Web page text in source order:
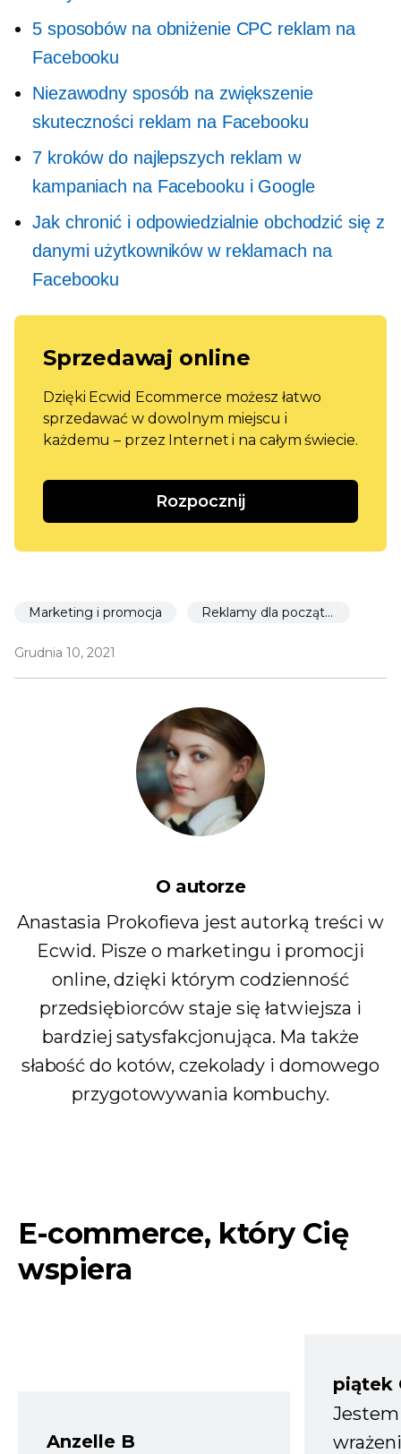
5 sposobów na obniżenie CPC reklam na
Facebooku
Niezawodny sposób na zwiększenie
skuteczności reklam na Facebooku
7 kroków do najlepszych reklam w
kampaniach na Facebooku i Google
Jak chronić i odpowiedzialnie obchodzić się z
danymi użytkowników w reklamach na
Facebooku
Sprzedawaj online
Dzięki Ecwid Ecommerce możesz łatwo
sprzedawać w dowolnym miejscu i
każdemu – przez Internet i na całym świecie.
Rozpocznij
Marketing i promocja Reklamy dla początkujących
Grudnia 10, 2021
O autorze
Anastasia Prokofieva jest autorką treści w
Ecwid. Pisze o marketingu i promocji
online, dzięki którym codzienność
przedsiębiorców staje się łatwiejsza i
bardziej satysfakcjonująca. Ma także
słabość do kotów, czekolady i domowego
przygotowywania kombuchy.
E-commerce, który Cię
wspiera
Anzelle B
piątek